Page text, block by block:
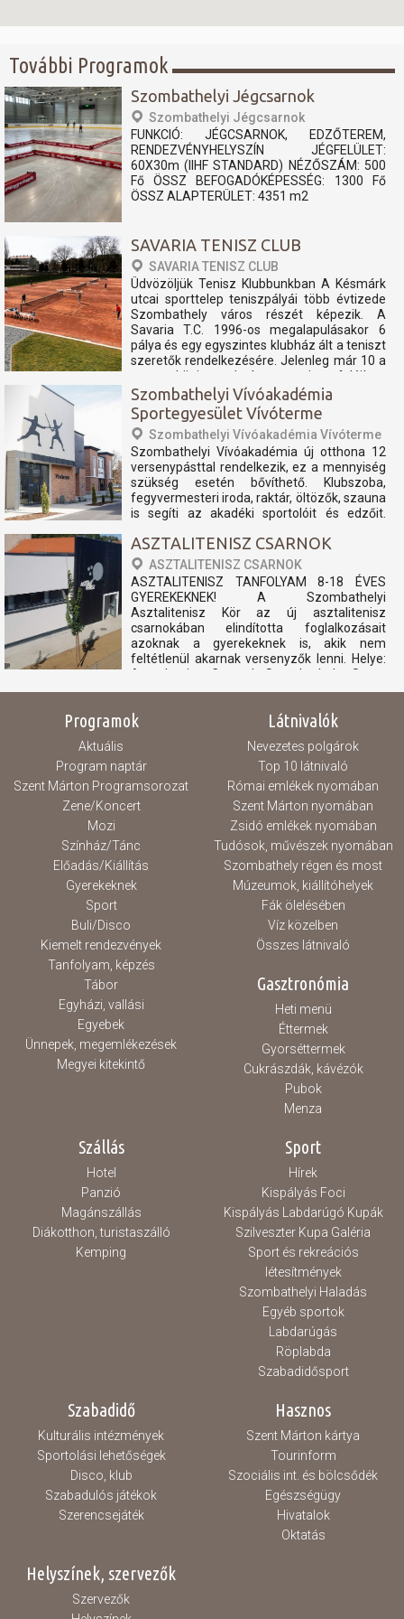
További Programok
Szombathelyi Jégcsarnok
Szombathelyi Jégcsarnok
FUNKCIÓ: JÉGCSARNOK, EDZŐTEREM,
RENDEZVÉNYHELYSZÍN JÉGFELÜLET:
60X30m (IIHF STANDARD) NÉZŐSZÁM: 500
Fő ÖSSZ BEFOGADÓKÉPESSÉG: 1300 Fő
ÖSSZ ALAPTERÜLET: 4351 m2
SAVARIA TENISZ CLUB
SAVARIA TENISZ CLUB
Üdvözöljük Tenisz Klubbunkban A Késmárk
utcai sporttelep teniszpályái több évtizede
Szombathely város részét képezik. A
Savaria T.C. 1996-os megalapulásakor 6
pálya és egy egyszintes klubház ált a teniszt
szeretők rendelkezésére. Jelenleg már 10 a
nemzetközi szabvány szerint felújított
teniszpályán és...
Szombathelyi Vívóakadémia
Sportegyesület Vívóterme
Szombathelyi Vívóakadémia Vívóterme
Szombathelyi Vívóakadémia új otthona 12
versenypásttal rendelkezik, ez a mennyiség
szükség esetén bővíthető. Klubszoba,
fegyvermesteri iroda, raktár, öltözők, szauna
is segíti az akadéki sportolóit és edzőit.
Zárva vasárnap Zárva hétfő...
ASZTALITENISZ CSARNOK
ASZTALITENISZ CSARNOK
ASZTALITENISZ TANFOLYAM 8-18 ÉVES
GYEREKEKNEK! A Szombathelyi
Asztalitenisz Kör az új asztalitenisz
csarnokában elindította foglalkozásait
azoknak a gyerekeknek is, akik nem
feltétlenül akarnak versenyzők lenni. Helye:
Asztaltenisz Csarnok Szombathely, Szent
László király utca 6. Ideje: Hétfő és
Programok
Aktuális
Program naptár
Szent Márton Programsorozat
Zene/Koncert
Mozi
Színház/Tánc
Előadás/Kiállítás
Gyerekeknek
Sport
Buli/Disco
Kiemelt rendezvények
Tanfolyam, képzés
Tábor
Egyházi, vallási
Egyebek
Ünnepek, megemlékezések
Megyei kitekintő
Látnivalók
Nevezetes polgárok
Top 10 látnivaló
Római emlékek nyomában
Szent Márton nyomában
Zsidó emlékek nyomában
Tudósok, művészek nyomában
Szombathely régen és most
Múzeumok, kiállítóhelyek
Fák ölelésében
Víz közelben
Összes látnivaló
Gasztronómia
Heti menü
Éttermek
Gyorséttermek
Cukrászdák, kávézók
Pubok
Menza
Szállás
Hotel
Panzió
Magánszállás
Diákotthon, turistaszálló
Kemping
Sport
Hírek
Kispályás Foci
Kispályás Labdarúgó Kupák
Szilveszter Kupa Galéria
Sport és rekreációs
létesítmények
Szombathelyi Haladás
Egyéb sportok
Labdarúgás
Röplabda
Szabadidősport
Szabadidő
Kulturális intézmények
Sportolási lehetőségek
Disco, klub
Szabadulós játékok
Szerencsejáték
Hasznos
Szent Márton kártya
Tourinform
Szociális int. és bölcsődék
Egészségügy
Hivatalok
Oktatás
Helyszínek, szervezők
Szervezők